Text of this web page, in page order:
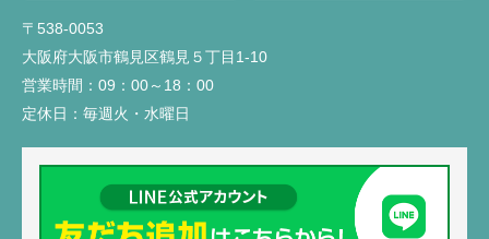
〒538-0053
大阪府大阪市鶴見区鶴見５丁目1-10
営業時間： 09：00～18：00
定休日： 毎週火・水曜日